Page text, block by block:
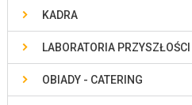
KADRA
LABORATORIA PRZYSZŁOŚCI
OBIADY - CATERING